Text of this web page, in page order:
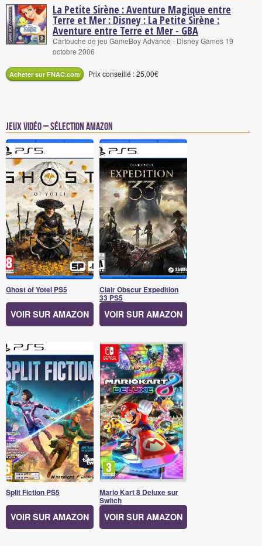
La Petite Sirène : Aventure Magique entre
Terre et Mer : Disney : La Petite Sirène :
Aventure entre Terre et Mer - GBA
Cartouche de jeu GameBoy Advance - Disney Games 19
octobre 2006
Acheter sur FNAC.com Prix conseillé : 25,00€
Jeux vidéo – Sélection Amazon
Ghost of Yotei PS5
VOIR SUR AMAZON
Clair Obscur Expedition
33 PS5
VOIR SUR AMAZON
Split Fiction PS5
VOIR SUR AMAZON
Mario Kart 8 Deluxe sur
Switch
VOIR SUR AMAZON